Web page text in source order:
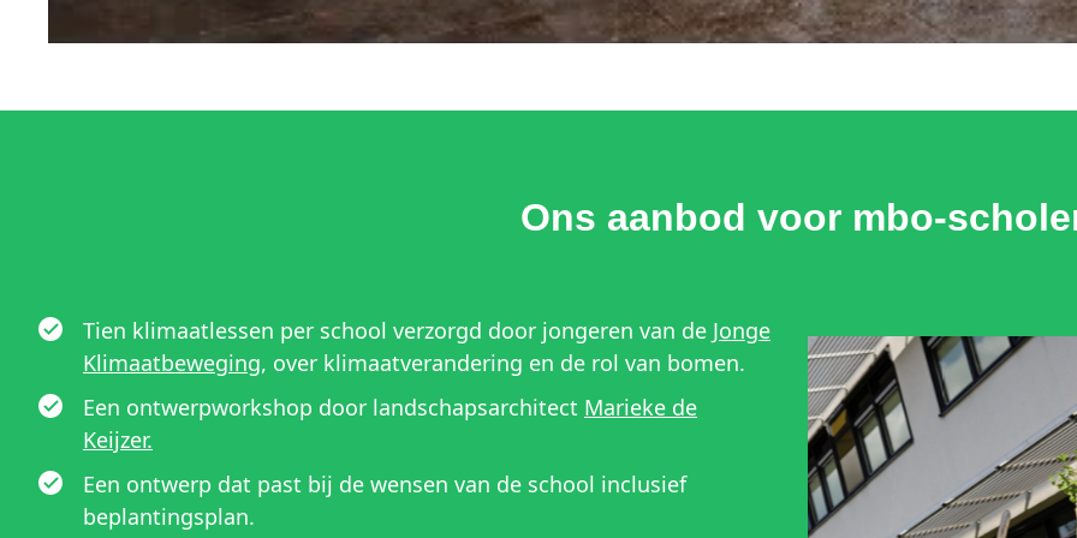
Ons aanbod voor mbo-
Tien klimaatlessen per school verzorgd door jongeren van de Jonge
Klimaatbeweging, over klimaatverandering en de rol van bomen.
Een ontwerpworkshop door landschapsarchitect Marieke de
Keijzer.
Een ontwerp dat past bij de wensen van de school inclusief
beplantingsplan.